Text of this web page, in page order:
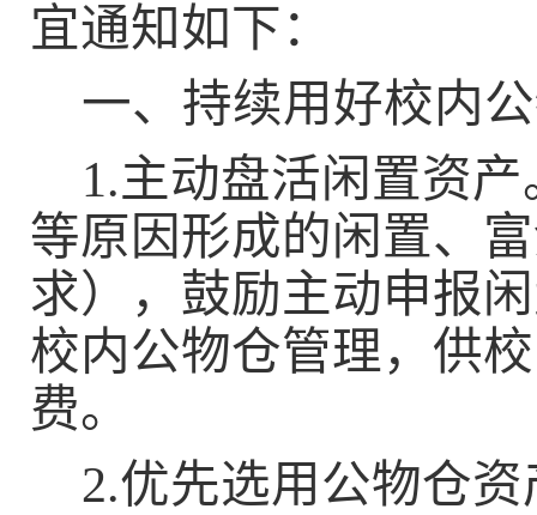
宜通知如下：
一、持续用好校内
1.主动盘活闲置资产
等原因形成的闲置、
求），鼓励主动申报
校内公物仓管理，供
费。
2.优先选用公物仓资